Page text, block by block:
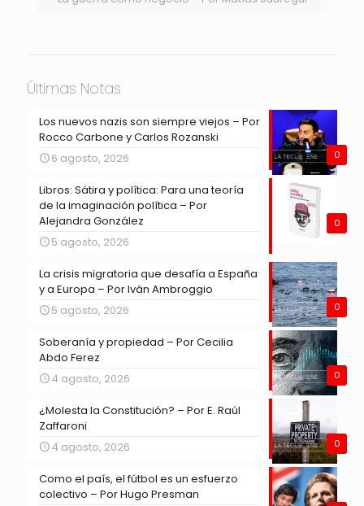
Últimas Notas
0
Los nuevos nazis son siempre viejos – Por
Rocco Carbone y Carlos Rozanski
6 agosto, 2026
0
Libros: Sátira y política: Para una teoría
de la imaginación política – Por
Alejandra González
5 agosto, 2026
0
La crisis migratoria que desafía a España
y a Europa – Por Iván Ambroggio
5 agosto, 2026
0
Soberanía y propiedad – Por Cecilia
Abdo Ferez
4 agosto, 2026
0
¿Molesta la Constitución? – Por E. Raúl
Zaffaroni
4 agosto, 2026
Como el país, el fútbol es un esfuerzo
colectivo – Por Hugo Presman